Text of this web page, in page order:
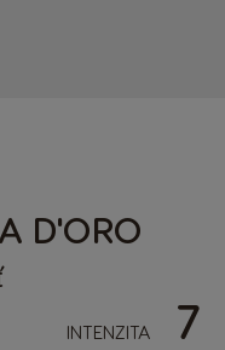
D'ORO
INTENZITA 7